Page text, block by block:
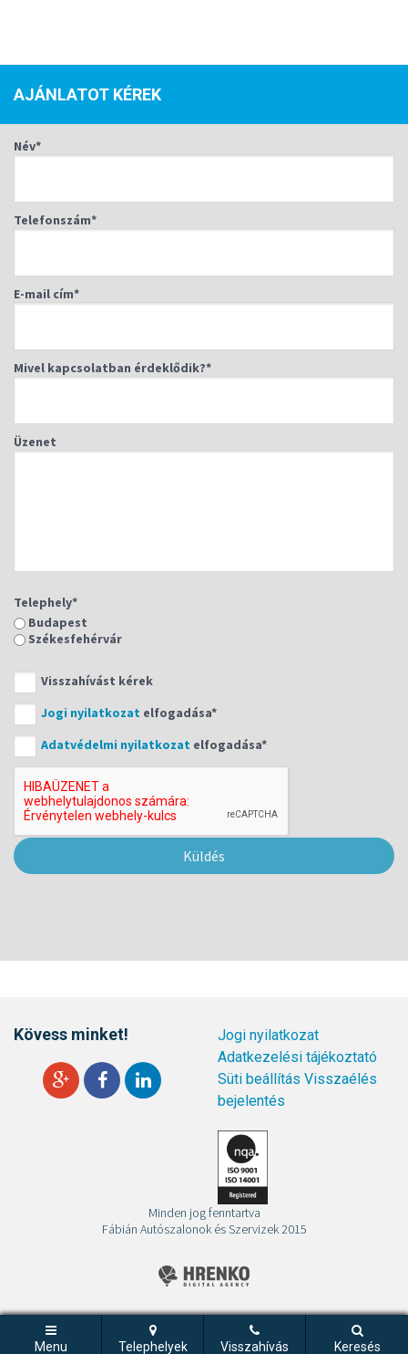
Menu Telephelyek Visszahívás Keresés
AJÁNLATOT KÉREK
Név*
Telefonszám*
E-mail cím*
Mivel kapcsolatban érdeklődik?*
Üzenet
Telephely*
Budapest
Székesfehérvár
Visszahívást kérek
Jogi nyilatkozat elfogadása*
Adatvédelmi nyilatkozat elfogadása*
Kövess minket!
Jogi nyilatkozat
Adatkezelési tájékoztató
Süti beállítás Visszaélés
bejelentés
Minden jog fenntartva
Fábián Autószalonok és Szervizek 2015